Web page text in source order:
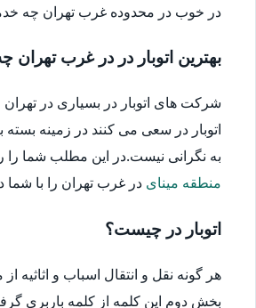
در خوب در محدوده غرب تهران چه
بهترین اتوبار در در غرب تهران
شرکت های اتوبار در بسیاری در
اتوبار در سعی می کنند در زمینه
به نگرانی نیست.در این مطلب شما را
منطقه مینای در غرب تهران را با شما
اتوبار در چیست؟
هر گونه نقل و انتقال اسباب و اثاثیه
بخش دوم این کلمه از کلمه باربری